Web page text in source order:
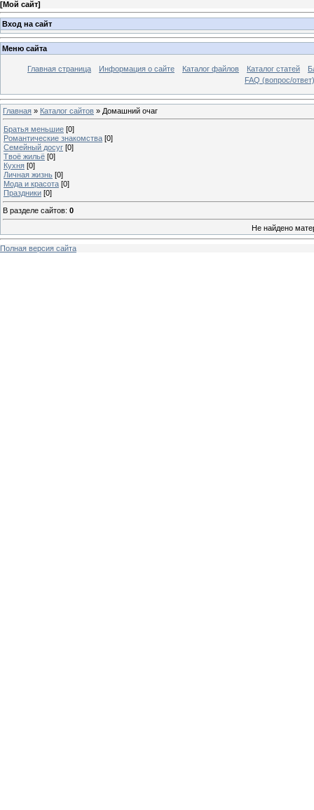
[Мой сайт]
Вход на сайт
Меню сайта
Главная страница Информация о сайте Каталог файлов Каталог статей
FAQ (вопрос/ответ)
Главная » Каталог сайтов » Домашний очаг
Братья меньшие [0]
Романтические знакомства [0]
Семейный досуг [0]
Твоё жильё [0]
Кухня [0]
Личная жизнь [0]
Мода и красота [0]
Праздники [0]
В разделе сайтов: 0
Не найдено
Полная версия сайта